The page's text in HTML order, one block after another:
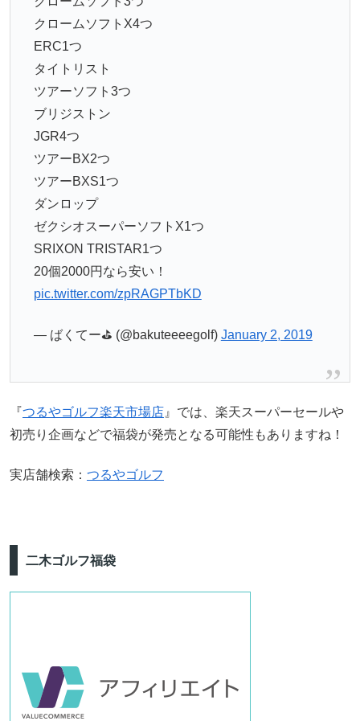
クロームソフトX4つ
ERC1つ
タイトリスト
ツアーソフト3つ
ブリジストン
JGR4つ
ツアーBX2つ
ツアーBXS1つ
ダンロップ
ゼクシオスーパーソフトX1つ
SRIXON TRISTAR1つ
20個2000円なら安い！
pic.twitter.com/zpRAGPTbKD
— ばくてー⛳ (@bakuteeeegolf) January 2, 2019
『つるやゴルフ楽天市場店 』では、楽天スーパーセールや
初売り企画などで福袋が発売となる可能性もありますね！
実店舗検索： つるやゴルフ
二木ゴルフ福袋